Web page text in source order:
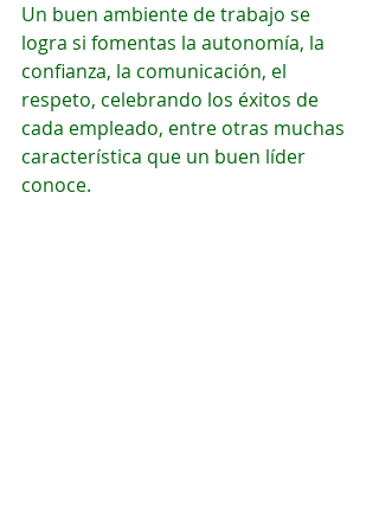
Un buen ambiente de trabajo se
logra si fomentas la autonomía, la
confianza, la comunicación, el
respeto, celebrando los éxitos de
cada empleado, entre otras muchas
característica que un buen líder
conoce.